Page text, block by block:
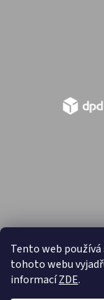
Tento web
tohoto webu
informacíZDE.